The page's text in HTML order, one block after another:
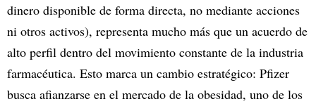
dinero disponible de forma directa, no mediante acciones
ni otros activos), representa mucho más que un acuerdo de
alto perfil dentro del movimiento constante de la industria
farmacéutica. Esto marca un cambio estratégico: Pfizer
busca afianzarse en el mercado de la obesidad, uno de los